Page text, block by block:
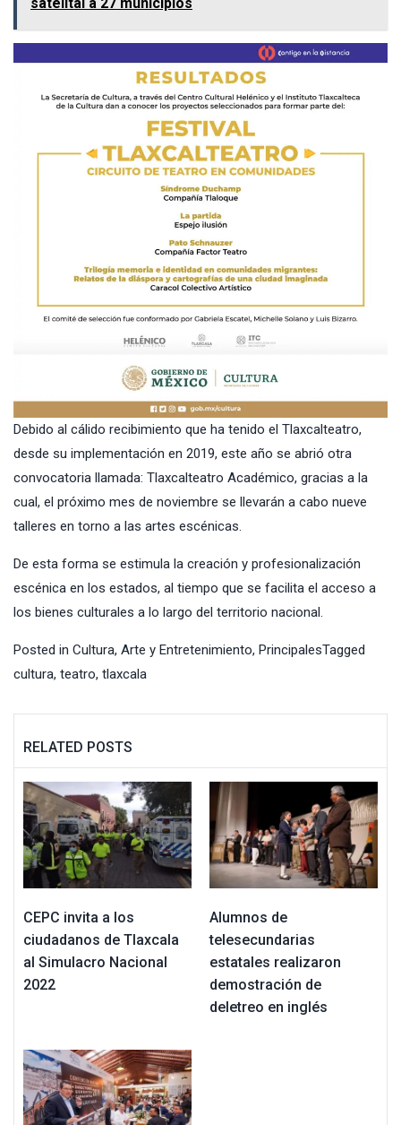
Debido al cálido recibimiento que ha tenido el Tlaxcalteatro,
desde su implementación en 2019, este año se abrió otra
convocatoria llamada: Tlaxcalteatro Académico, gracias a la
cual, el próximo mes de noviembre se llevarán a cabo nueve
talleres en torno a las artes escénicas.
De esta forma se estimula la creación y profesionalización
escénica en los estados, al tiempo que se facilita el acceso a
los bienes culturales a lo largo del territorio nacional.
Posted in Cultura, Arte y Entretenimiento, PrincipalesTagged
cultura, teatro, tlaxcala
RELATED POSTS
CEPC invita a los
ciudadanos de Tlaxcala
al Simulacro Nacional
2022
Alumnos de
telesecundarias
estatales realizaron
demostración de
deletreo en inglés